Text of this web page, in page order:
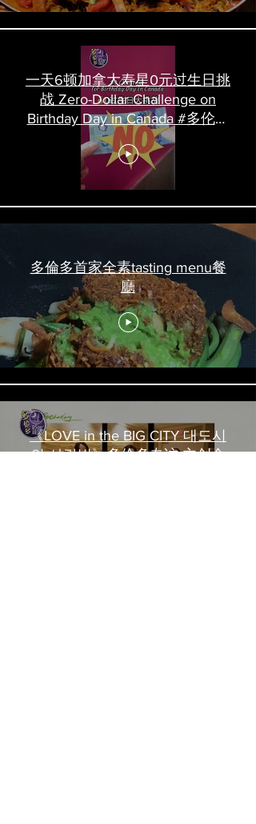
一天6顿加拿大寿星0元过生日挑
战 Zero-Dollar Challenge on
Birthday Day in Canada #多伦多
吃喝玩乐 #多伦多美食
#torontofood
多倫多首家全素tasting menu餐
廳
《LOVE in the BIG CITY 대도시
의 사랑법》多伦多专访 主创金